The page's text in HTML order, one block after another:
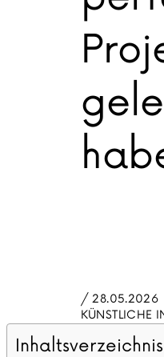
/ 28.05.2026
KÜNSTLICHE
Inhaltsverzeichnis